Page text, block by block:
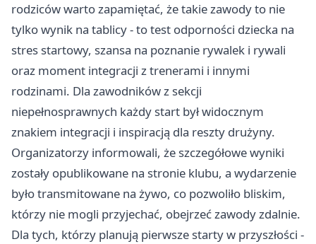
rodziców warto zapamiętać, że takie zawody to nie
tylko wynik na tablicy - to test odporności dziecka na
stres startowy, szansa na poznanie rywalek i rywali
oraz moment integracji z trenerami i innymi
rodzinami. Dla zawodników z sekcji
niepełnosprawnych każdy start był widocznym
znakiem integracji i inspiracją dla reszty drużyny.
Organizatorzy informowali, że szczegółowe wyniki
zostały opublikowane na stronie klubu, a wydarzenie
było transmitowane na żywo, co pozwoliło bliskim,
którzy nie mogli przyjechać, obejrzeć zawody zdalnie.
Dla tych, którzy planują pierwsze starty w przyszłości -